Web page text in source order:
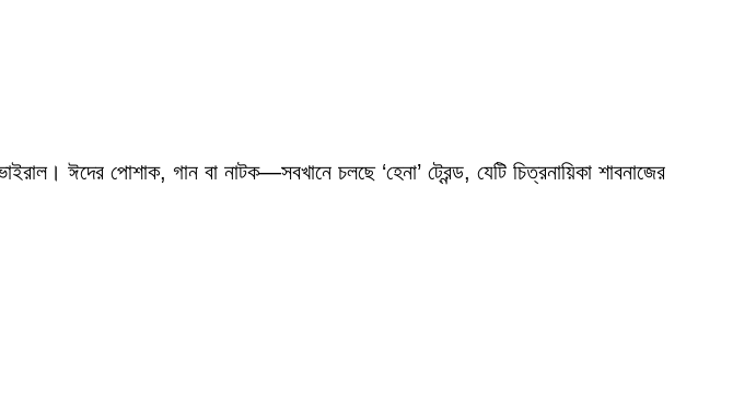
ঈদের পোশাক, গান বা নাটক—সবখানে চলছে ‘হেনা’ ট্রেন্ড, যেটি চিত্রনায়িকা শাবনাজের